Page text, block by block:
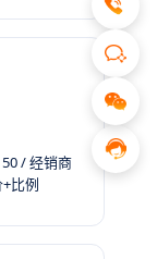
/ 经销商
比例